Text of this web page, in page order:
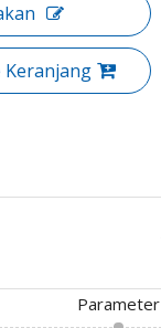
Keranjang
Parameter